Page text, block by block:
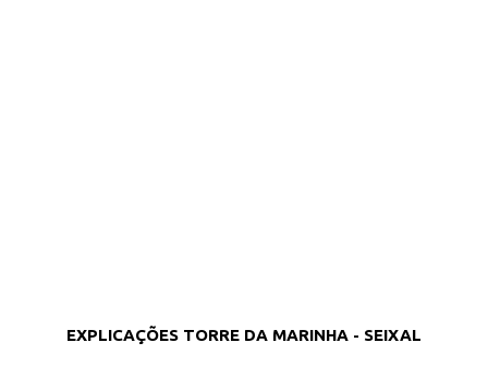
EXPLICAÇÕES TORRE DA MARINHA - SEIXAL